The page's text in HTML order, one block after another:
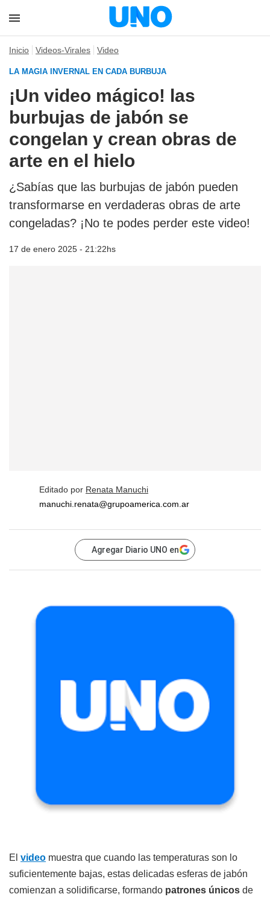
Inicio Videos-Virales Video
LA MAGIA INVERNAL EN CADA BURBUJA
¡Un video mágico! las
burbujas de jabón se
congelan y crean obras de
arte en el hielo
¿Sabías que las burbujas de jabón pueden
transformarse en verdaderas obras de arte
congeladas? ¡No te podes perder este video!
17 de enero 2025 - 21:22hs
Editado por Renata Manuchi
manuchi.renata@grupoamerica.com.ar
Agregar Diario UNO en
El video muestra que cuando las temperaturas son lo
suficientemente bajas, estas delicadas esferas de jabón
comienzan a solidificarse, formando patrones únicos de